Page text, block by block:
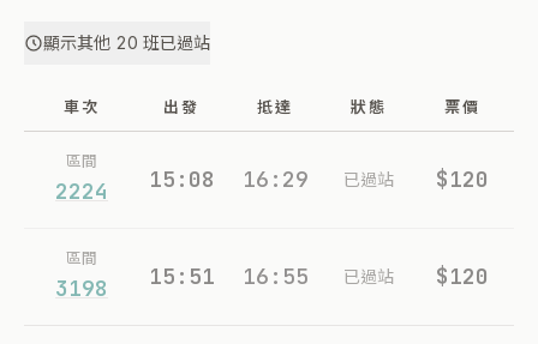
顯示其他 20 班已過站
車次 出發 抵達 狀態 票價
區間
2224 15:08 16:29 已過站 $120
區間
3198 15:51 16:55 已過站 $120